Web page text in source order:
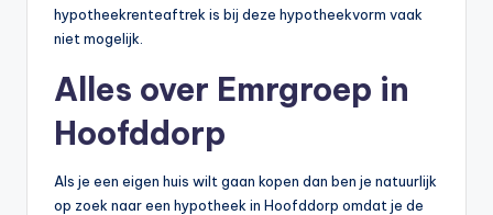
hypotheekrenteaftrek is bij deze hypotheekvorm vaak
niet mogelijk.
Alles over Emrgroep in
Hoofddorp
Als je een eigen huis wilt gaan kopen dan ben je natuurlijk
op zoek naar een hypotheek in Hoofddorp omdat je de